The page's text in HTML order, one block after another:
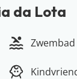
en het
begint in de
da Lota
Zwembad